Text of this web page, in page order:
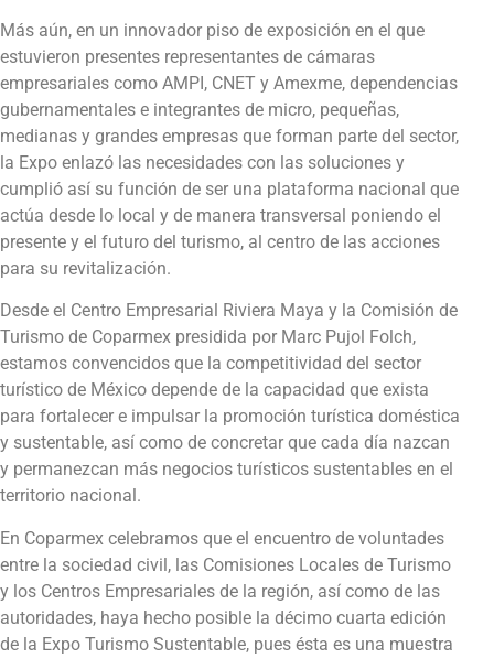
Más aún, en un innovador piso de exposición en el que
estuvieron presentes representantes de cámaras
empresariales como AMPI, CNET y Amexme, dependencias
gubernamentales e integrantes de micro, pequeñas,
medianas y grandes empresas que forman parte del sector,
la Expo enlazó las necesidades con las soluciones y
cumplió así su función de ser una plataforma nacional que
actúa desde lo local y de manera transversal poniendo el
presente y el futuro del turismo, al centro de las acciones
para su revitalización.
Desde el Centro Empresarial Riviera Maya y la Comisión de
Turismo de Coparmex presidida por Marc Pujol Folch,
estamos convencidos que la competitividad del sector
turístico de México depende de la capacidad que exista
para fortalecer e impulsar la promoción turística doméstica
y sustentable, así como de concretar que cada día nazcan
y permanezcan más negocios turísticos sustentables en el
territorio nacional.
En Coparmex celebramos que el encuentro de voluntades
entre la sociedad civil, las Comisiones Locales de Turismo
y los Centros Empresariales de la región, así como de las
autoridades, haya hecho posible la décimo cuarta edición
de la Expo Turismo Sustentable, pues ésta es una muestra